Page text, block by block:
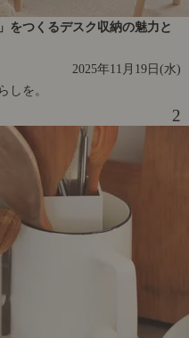
つくるデスク収納の魅力と
2025年11月19日(水)
しを。
2